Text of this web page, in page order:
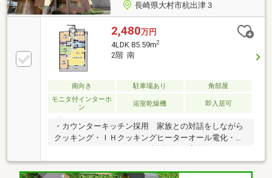
長崎県大村市杭出津３
2,480万円
4LDK 85.59m2
2階 南
南向き 駐車場あり
角部屋
モニタ付インターホ
ン
浴室乾燥機 即入居可
・カウンターキッチン採用 家族との対話をしながら
クッキング・ＩＨクッキングヒーターオール電化・バ
い・食器洗い乾燥機・浴室乾燥機付きバスルーム ・
１フロアあたり２戸設計でプライバシーを守られま